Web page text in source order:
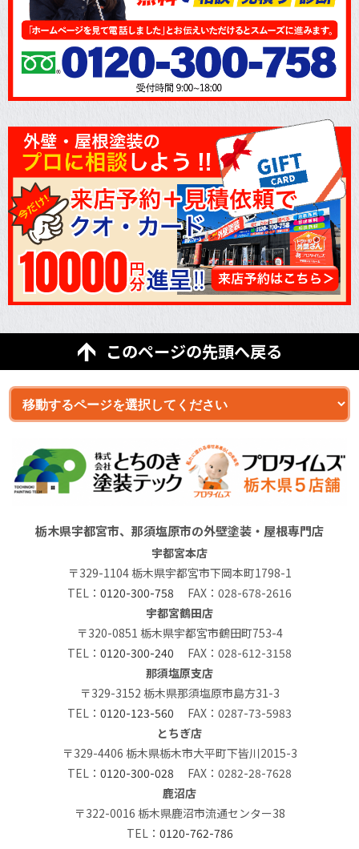
このページの先頭へ戻る
栃木県宇都宮市、那須塩原市の外壁塗装・屋根専門店
宇都宮本店
〒329-1104 栃木県宇都宮市下岡本町1798-1
TEL： 0120-300-758 FAX：028-678-2616
宇都宮鶴田店
〒320-0851 栃木県宇都宮市鶴田町753-4
TEL： 0120-300-240 FAX：028-612-3158
那須塩原支店
〒329-3152 栃木県那須塩原市島方31-3
TEL： 0120-123-560 FAX：0287-73-5983
とちぎ店
〒329-4406 栃木県栃木市大平町下皆川2015-3
TEL： 0120-300-028 FAX：0282-28-7628
鹿沼店
〒322-0016 栃木県鹿沼市流通センター38
TEL： 0120-762-786